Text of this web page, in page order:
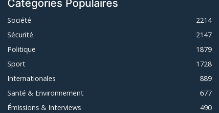
Catégories Populaires
Société
2214
Sécurité
2147
Politique
1879
Sport
1728
Internationales
889
Santé & Environnement
677
Émissions & Interviews
490